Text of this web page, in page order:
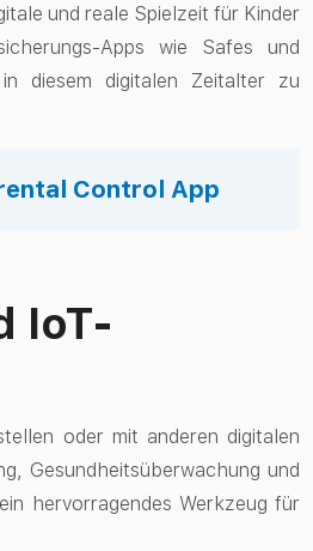
und reale Spielzeit für Kinder
Apps wie Safes und
diesem digitalen Zeitalter zu
Control App
IoT-
oder mit anderen digitalen
Gesundheitsüberwachung und
hervorragendes Werkzeug für